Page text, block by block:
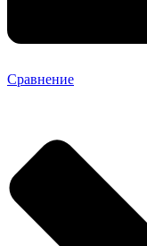
Сравнение